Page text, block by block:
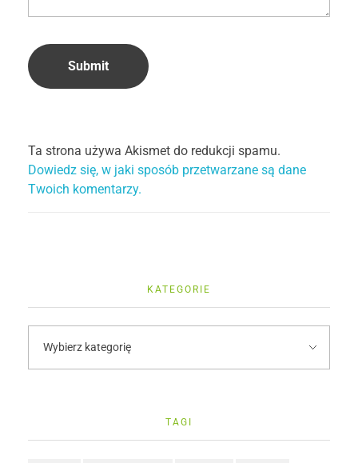
Ta strona używa Akismet do redukcji spamu.
Dowiedz się, w jaki sposób przetwarzane są dane
Twoich komentarzy.
KATEGORIE
TAGI